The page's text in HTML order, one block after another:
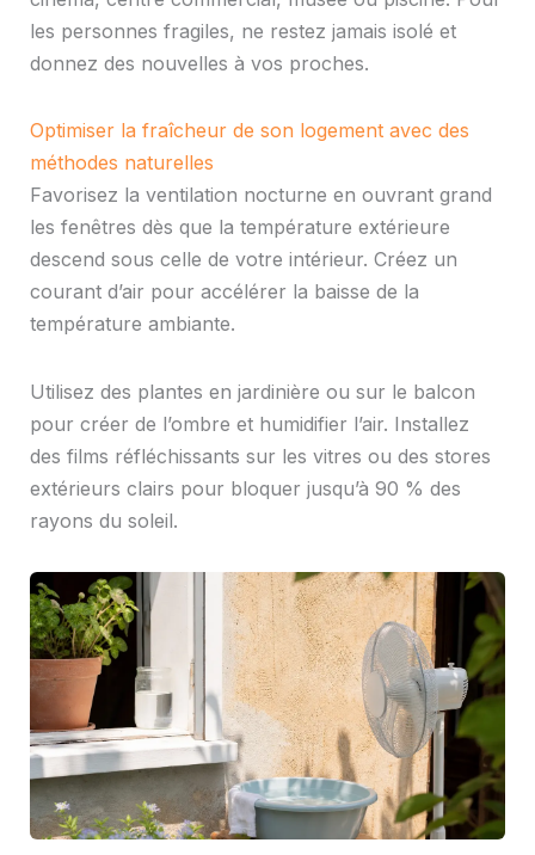
les personnes fragiles, ne restez jamais isolé et
donnez des nouvelles à vos proches.
Optimiser la fraîcheur de son logement avec des
méthodes naturelles
Favorisez la ventilation nocturne en ouvrant grand
les fenêtres dès que la température extérieure
descend sous celle de votre intérieur. Créez un
courant d’air pour accélérer la baisse de la
température ambiante.
Utilisez des plantes en jardinière ou sur le balcon
pour créer de l’ombre et humidifier l’air. Installez
des films réfléchissants sur les vitres ou des stores
extérieurs clairs pour bloquer jusqu’à 90 % des
rayons du soleil.